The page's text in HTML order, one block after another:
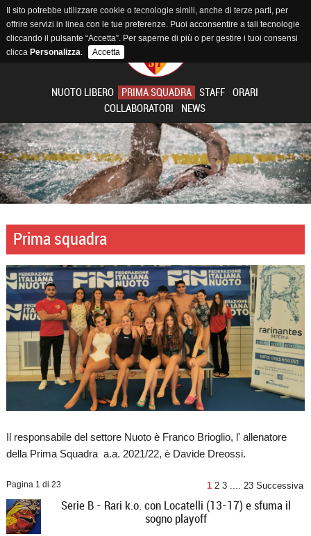
NUOTO LIBERO PRIMA SQUADRA STAFF
ORARI
COLLABORATORI
NEWS
Prima squadra
Il responsabile del settore Nuoto è Franco Brioglio, l' allenatore
della Prima Squadra a.a. 2021/22, è Davide Dreossi.
Pagina 1 di 23 1 2 3 23 Successiva
Serie B - Rari k.o. con Locatelli (13-17) e sfuma il
sogno playoff
Il sito potrebbe utilizzare cookie o tecnologie simili, anche di terze parti, per
offrire servizi in linea con le tue preferenze. Puoi acconsentire a tali tecnologie
cliccando il pulsante “Accetta”. Per saperne di più o per gestire i tuoi consensi
clicca Personalizza. Accetta